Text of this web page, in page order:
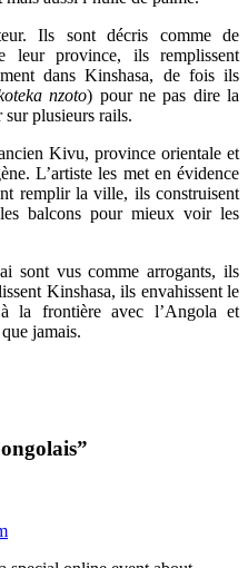
Ils sont décris comme de
leur province, ils remplissent
dans Kinshasa, de fois ils
nzoto) pour ne pas dire la
plusieurs rails.
Kivu, province orientale et
L’artiste les met en évidence
remplir la ville, ils construisent
balcons pour mieux voir les
sont vus comme arrogants, ils
Kinshasa, ils envahissent le
la frontière avec l’Angola et
jamais.